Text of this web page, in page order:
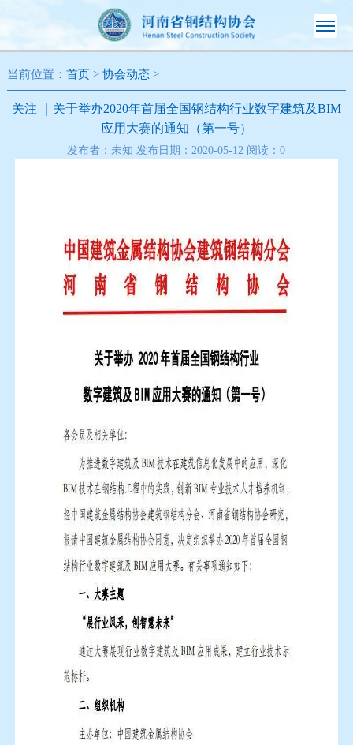
当前位置： 首页> 协会动态>
关注 ｜关于举办2020年首届全国钢结构行业数字建筑及BIM
应用大赛的通知（第一号）
发布者：未知 发布日期：2020-05-12 阅读：0